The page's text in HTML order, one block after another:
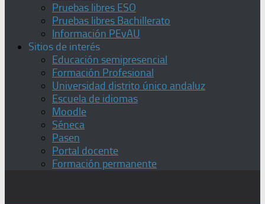
Pruebas libres ESO
Pruebas libres Bachillerato
Información PEvAU
Sitios de interés
Educación semipresencial
Formación Profesional
Universidad distrito único andaluz
Escuela de idiomas
Moodle
Séneca
Pasen
Portal docente
Formación permanente